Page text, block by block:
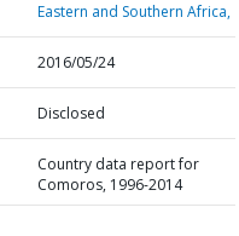
Eastern and Southern Africa,
2016/05/24
Disclosed
Country data report for
Comoros, 1996-2014